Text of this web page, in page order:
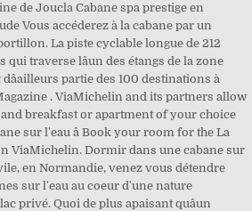
de Joucla Cabane spa prestige en
Vous accéderez à la cabane par un
La piste cyclable longue de 212
traverse lâun des étangs de la zone
partie des 100 destinations à
. ViaMichelin and its partners allow
breakfast or apartment of your choice
sur l'eau â Book your room for the La
ViaMichelin. Dormir dans une cabane sur
en Normandie, venez vous détendre
sur l'eau au coeur d'une nature
privé. Quoi de plus apaisant quâun